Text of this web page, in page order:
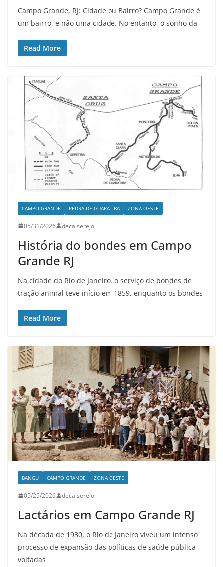
Campo Grande, RJ: Cidade ou Bairro? Campo Grande é
um bairro, e não uma cidade. No entanto, o sonho da
Read More
CAMPO GRANDE PEDRA DE GUARATIBA ZONA OESTE
05/31/2026 deca serejo
História do bondes em Campo
Grande RJ
Na cidade do Rio de Janeiro, o serviço de bondes de
tração animal teve início em 1859, enquanto os bondes
Read More
BANGU CAMPO GRANDE ZONA OESTE
05/25/2026 deca serejo
Lactários em Campo Grande RJ
Na década de 1930, o Rio de Janeiro viveu um intenso
processo de expansão das políticas de saúde pública
voltadas